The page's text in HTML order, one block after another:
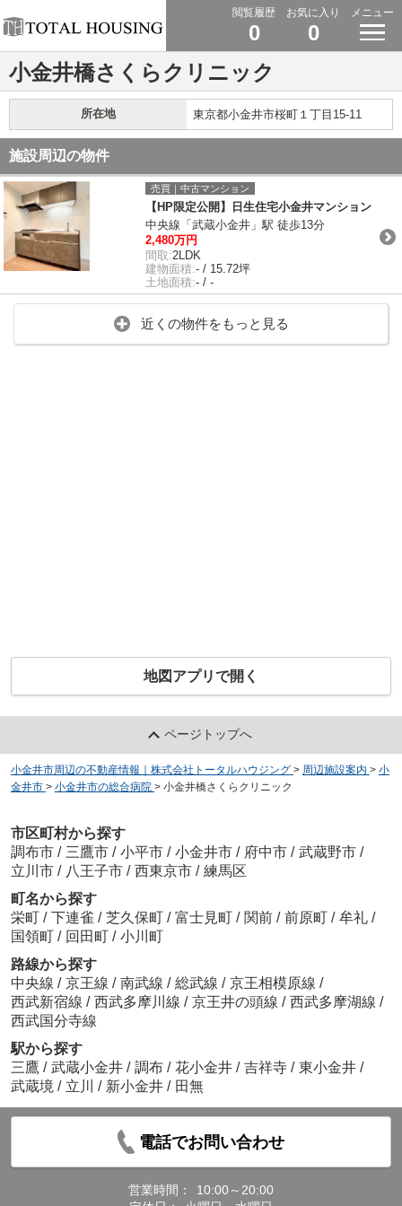
閲覧履歴
0
お気に入り
0
メニュー
小金井橋さくらクリニック
所在地 東京都小金井市桜町１丁目15-11
施設周辺の物件
売買｜中古マンション
【HP限定公開】日生住宅小金井マンション
中央線「武蔵小金井」駅 徒歩13分
2,480万円
間取:2LDK
建物面積:- / 15.72坪
土地面積:- / -
近くの物件をもっと見る
地図アプリで開く
ページトップへ
小金井市周辺の不動産情報｜株式会社トータルハウジング > 周辺施設案内 > 小
金井市 > 小金井市の総合病院 > 小金井橋さくらクリニック
市区町村から探す
調布市 / 三鷹市 / 小平市 / 小金井市 / 府中市 / 武蔵野市 /
立川市 / 八王子市 / 西東京市 / 練馬区
町名から探す
栄町 / 下連雀 / 芝久保町 / 富士見町 / 関前 / 前原町 / 牟礼 /
国領町 / 回田町 / 小川町
路線から探す
中央線 / 京王線 / 南武線 / 総武線 / 京王相模原線 /
西武新宿線 / 西武多摩川線 / 京王井の頭線 / 西武多摩湖線 /
西武国分寺線
駅から探す
三鷹 / 武蔵小金井 / 調布 / 花小金井 / 吉祥寺 / 東小金井 /
武蔵境 / 立川 / 新小金井 / 田無
電話でお問い合わせ
営業時間：
10:00～20:00